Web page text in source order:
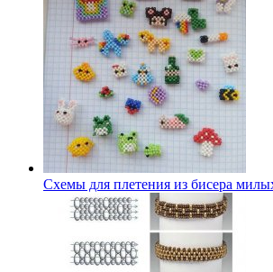
Схемы для плетения из бисера